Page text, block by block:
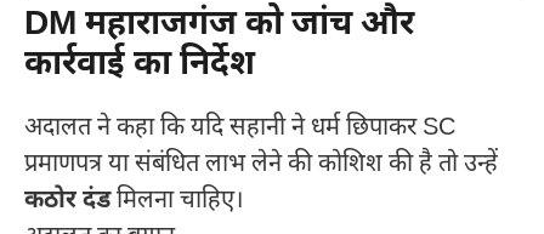
DM महाराजगंज को जांच और
कार्रवाई का निर्देश
अदालत ने कहा कि यदि सहानी ने धर्म छिपाकर SC
प्रमाणपत्र या संबंधित लाभ लेने की कोशिश की है तो उन्हें
कठोर दंडमिलना चाहिए।